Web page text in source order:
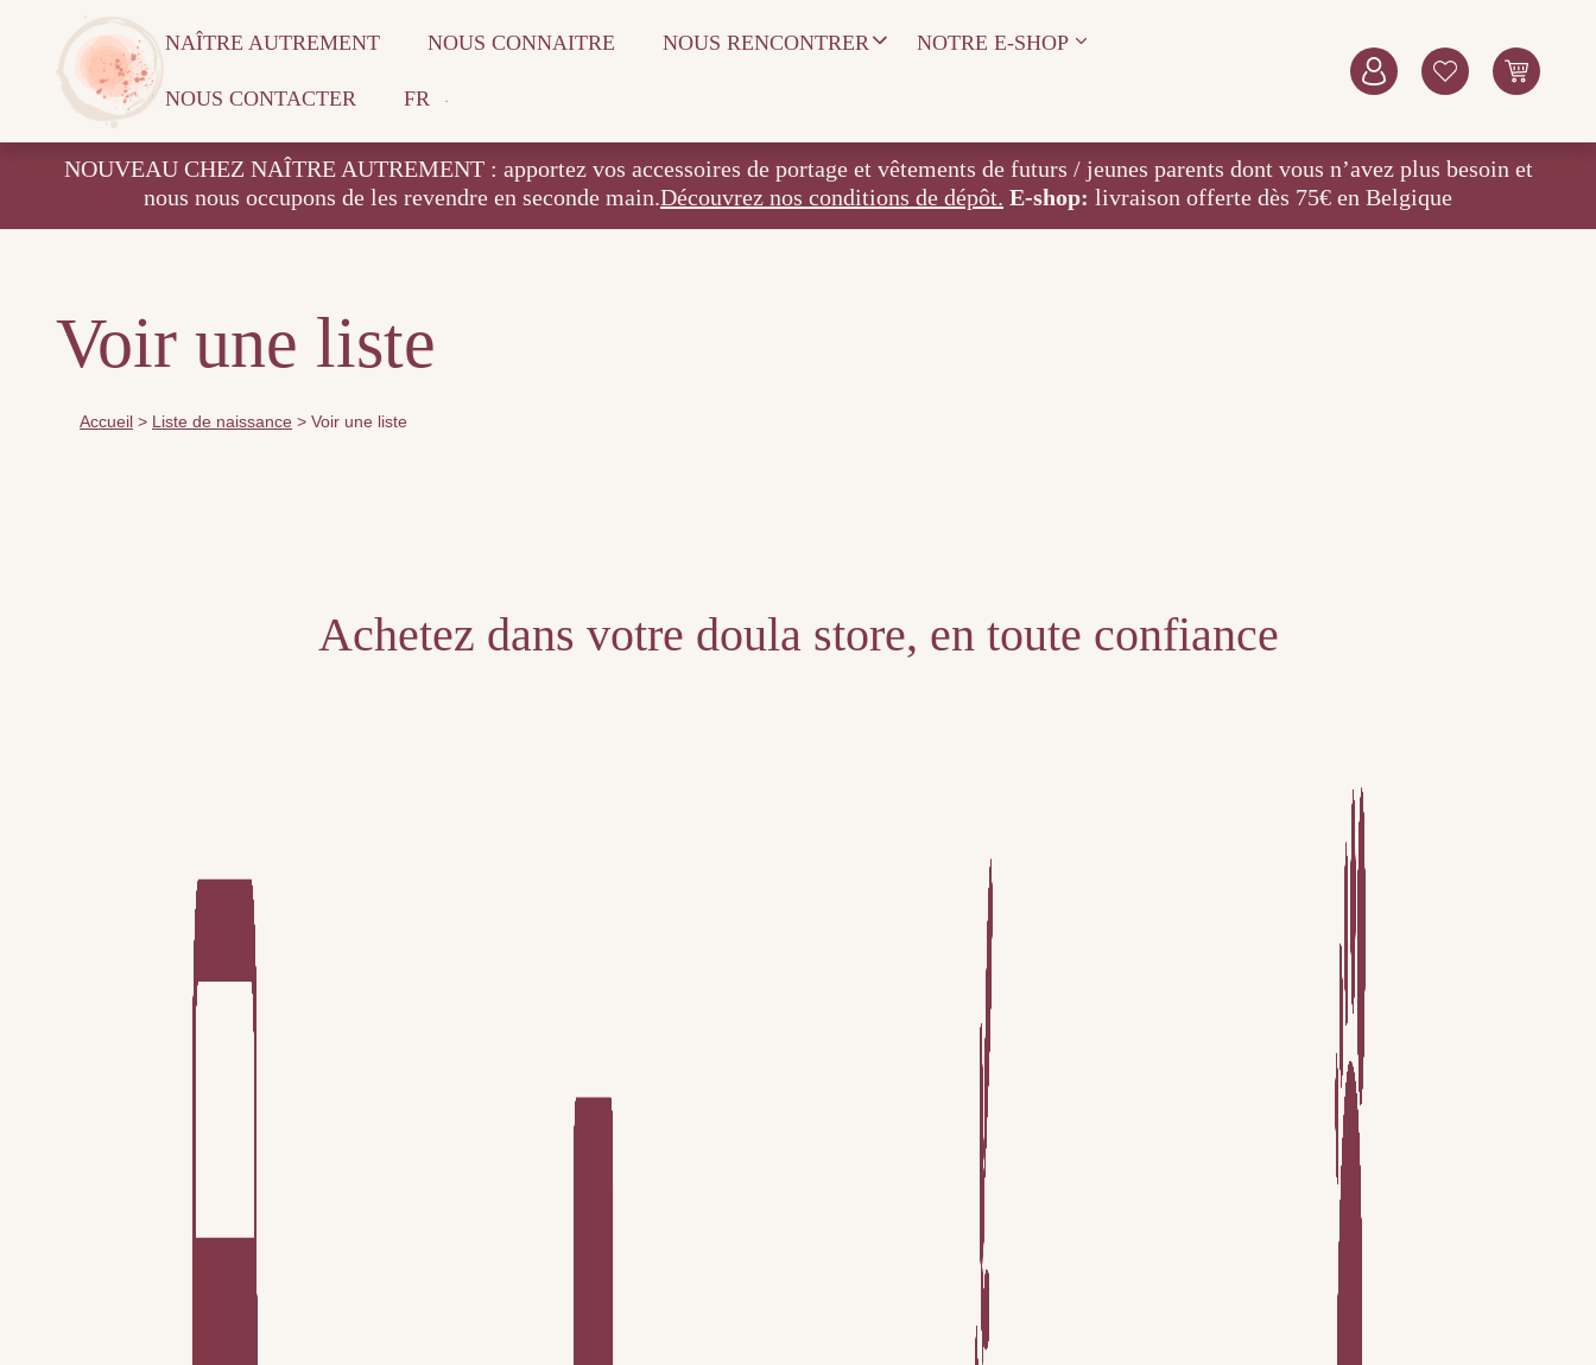
NAÎTRE AUTREMENT NOUS CONNAITRE NOUS RENCONTRER NOTRE E-SHOP
NOUS CONTACTER FR
NOUVEAU CHEZ NAÎTRE AUTREMENT : apportez vos accessoires de portage et vêtements de futurs / jeunes parents dont vous n’avez plus besoin et
nous nous occupons de les revendre en seconde main.Découvrez nos conditions de dépôt. E-shop: livraison offerte dès 75€ en Belgique
Voir une liste
Accueil > Liste de naissance > Voir une liste
Achetez dans votre doula store, en toute confiance